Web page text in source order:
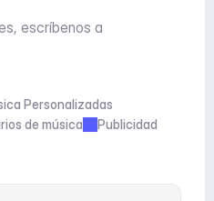
Personalizadas
de música Publicidad